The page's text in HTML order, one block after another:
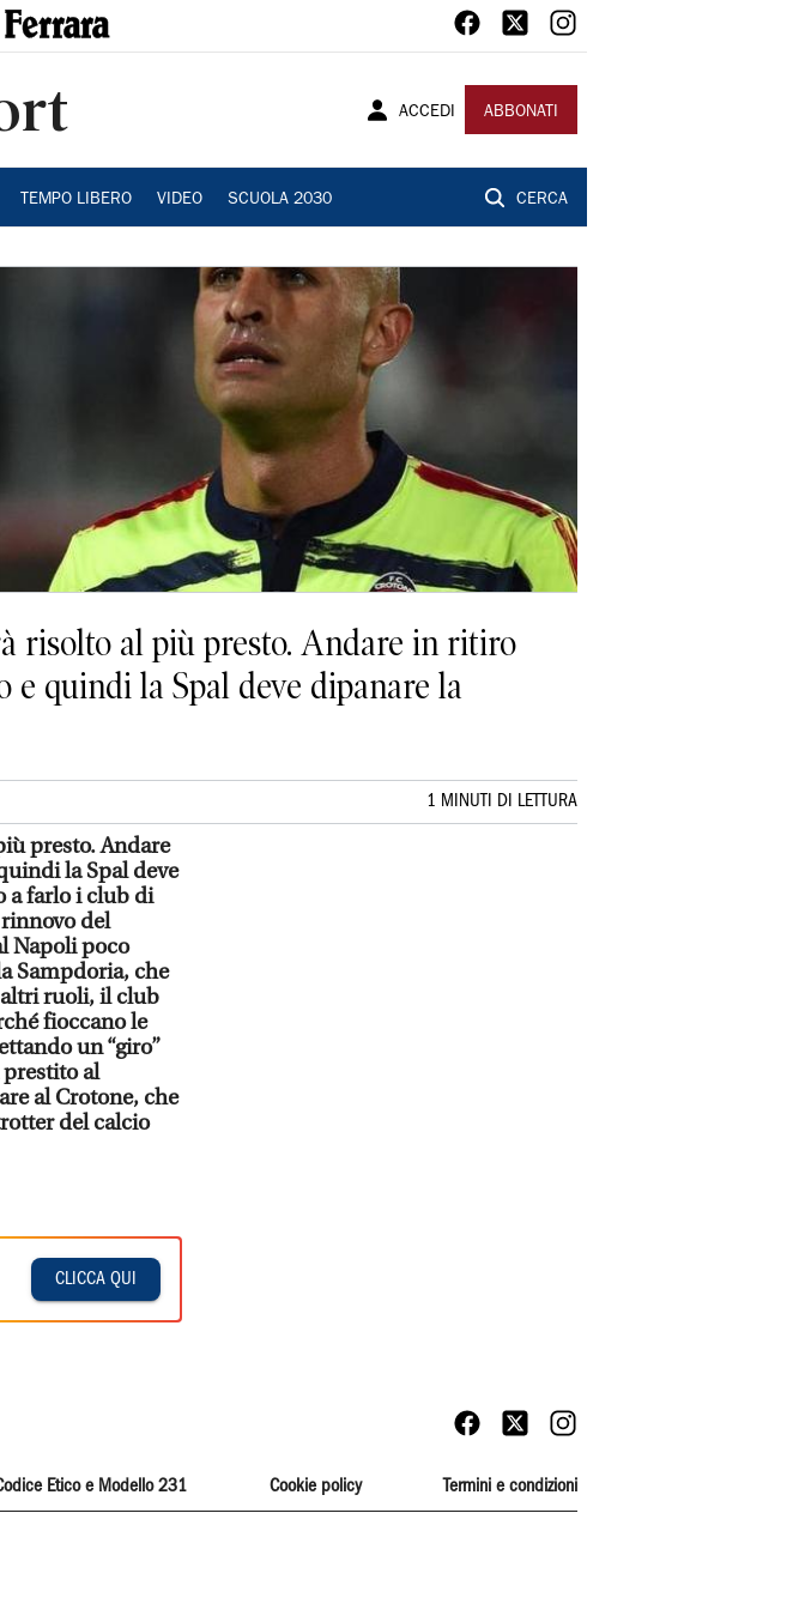
ACCEDI ABBONATI
TEMPO LIBERO VIDEO SCUOLA 2030 CERCA
risolto al più presto. Andare in ritiro
quindi la Spal deve dipanare la
1 MINUTI DI LETTURA
presto. Andare
la Spal deve
a farlo i club di
del
Napoli poco
Sampdoria, che
altri ruoli, il club
fioccano le
un “giro”
al
al Crotone, che
del calcio
CLICCA QUI
Etico e Modello 231 Cookie policy Termini e condizioni